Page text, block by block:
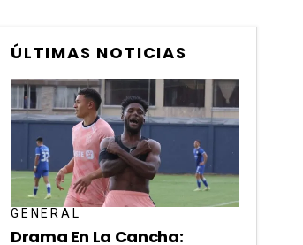
ÚLTIMAS NOTICIAS
GENERAL
Drama En La Cancha: